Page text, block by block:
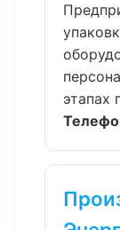
этапах